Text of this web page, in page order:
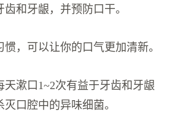
和牙龈，并预防口干。
惯，可以让你的口气更加清新。
天漱口1~2次有益于牙齿和牙龈
口腔中的异味细菌。